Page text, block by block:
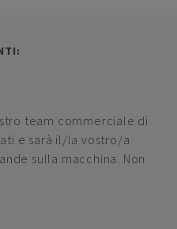
team commerciale di
e sarà il/la vostro/a
sulla macchina. Non